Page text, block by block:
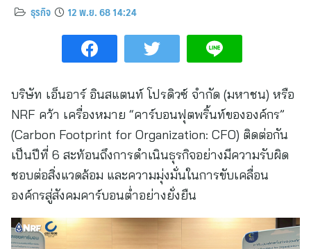
ธุรกิจ 12 พ.ย. 68 14:24
บริษัท เอ็นอาร์ อินสแตนท์ โปรดิวซ์ จำกัด (มหาชน) หรือ
NRF คว้า เครื่องหมาย “คาร์บอนฟุตพริ้นท์ขององค์กร”
(Carbon Footprint for Organization: CFO) ติดต่อกัน
เป็นปีที่ 6 สะท้อนถึงการดำเนินธุรกิจอย่างมีความรับผิด
ชอบต่อสิ่งแวดล้อม และความมุ่งมั่นในการขับเคลื่อน
องค์กรสู่สังคมคาร์บอนต่ำอย่างยั่งยืน